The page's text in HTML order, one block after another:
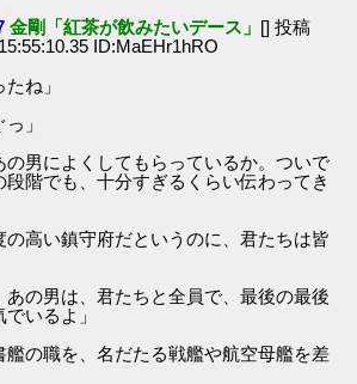
金剛「紅茶が飲みたいデース」 [] 投稿
ID:MaEHr1hRO
ね」
」
の男によくしてもらっているか。ついで
階でも、十分すぎるくらい伝わってき
の高い鎮守府だというのに、君たちは皆
の男は、君たちと全員で、最後の最後
いるよ」
艦の職を、名だたる戦艦や航空母艦を差